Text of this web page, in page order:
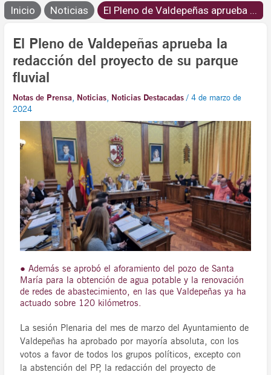
Inicio Noticias El Pleno de Valdepeñas aprueba ...
El Pleno de Valdepeñas aprueba la
redacción del proyecto de su parque
fluvial
Notas de Prensa, Noticias, Noticias Destacadas /4 de marzo de
2024
● Además se aprobó el aforamiento del pozo de Santa
María para la obtención de agua potable y la renovación
de redes de abastecimiento, en las que Valdepeñas ya ha
actuado sobre 120 kilómetros.
La sesión Plenaria del mes de marzo del Ayuntamiento de
Valdepeñas ha aprobado por mayoría absoluta, con los
votos a favor de todos los grupos políticos, excepto con
la abstención del PP, la redacción del proyecto de